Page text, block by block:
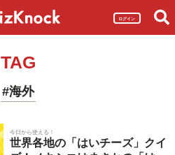
ログイン
TAG
#海外
今日から使える！
世界各地の「はいチーズ」クイ